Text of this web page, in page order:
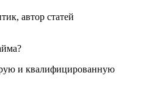
автор статей
и квалифицированную